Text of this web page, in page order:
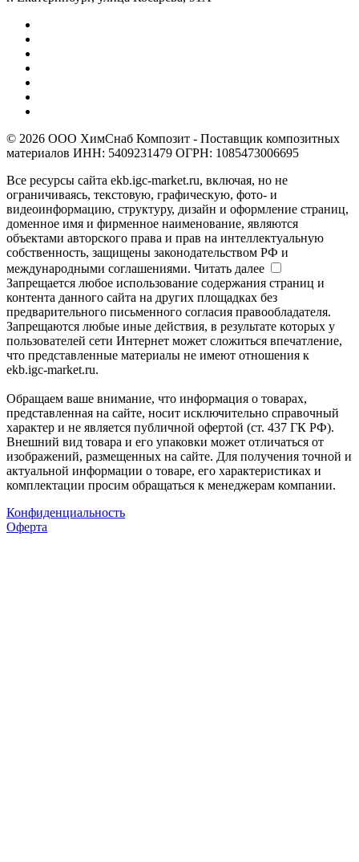
© 2026 ООО ХимСнаб Композит - Поставщик композитных
материалов ИНН: 5409231479 ОГРН: 1085473006695
Все ресурсы сайта ekb.igc-market.ru, включая, но не
ограничиваясь, текстовую, графическую, фото- и
видеоинформацию, структуру, дизайн и оформление страниц,
доменное имя и фирменное наименование, являются
объектами авторского права и прав на интеллектуальную
собственность, защищены законодательством РФ и
международными соглашениями. Читать далее
Запрещается любое использование содержания страниц и
контента данного сайта на других площадках без
предварительного письменного согласия правообладателя.
Запрещаются любые иные действия, в результате которых у
пользователей сети Интернет может сложиться впечатление,
что представленные материалы не имеют отношения к
ekb.igc-market.ru.
Обращаем ваше внимание, что информация о товарах,
представленная на сайте, носит исключительно справочный
характер и не является публичной офертой (ст. 437 ГК РФ).
Внешний вид товара и его упаковки может отличаться от
изображений, размещенных на сайте. Для получения точной и
актуальной информации о товаре, его характеристиках и
комплектации просим обращаться к менеджерам компании.
Конфиденциальность
Оферта